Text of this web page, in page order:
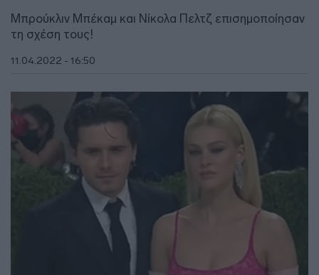
Μπρούκλιν Μπέκαμ και Νίκολα Πελτζ επισημοποίησαν
τη σχέση τους!
11.04.2022 - 16:50